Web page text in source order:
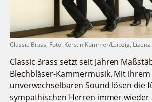
Einkaufen
Gruppen
Fremdenverkehrsvereine
Ludwig Leichhardt
Kahnfahrten
Fahrgastschiff
Campingplatz Jessern
Wirtschaftsförderung
Regionalentwicklung
Bürgerbus
Naturwelt Lieberoser Heide
Q-Gemeinde Schwielochsee
Service
Über uns
Team
Aktuelles
Classic Brass, Foto: Kerstin Kummer/Leipzig,
Classic Brass setzt seit Jahren
Blechbläser-Kammermusik. Mit
unverwechselbaren Sound lösen die
sympathischen Herren immer wieder